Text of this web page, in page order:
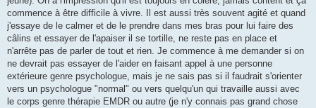
commence à être difficile à vivre. Il est aussi très souvent agité et quand
j'essaye de le calmer et de le prendre dans mes bras pour lui faire des
câlins et essayer de l'apaiser il se tortille, ne reste pas en place et
n'arrête pas de parler de tout et rien. Je commence à me demander si on
ne devrait pas essayer de l'aider en faisant appel à une personne
extérieure genre psychologue, mais je ne sais pas si il faudrait s'orienter
vers un psychologue "normal" ou vers quelqu'un qui travaille aussi avec
le corps genre thérapie EMDR ou autre (je n'y connais pas grand chose